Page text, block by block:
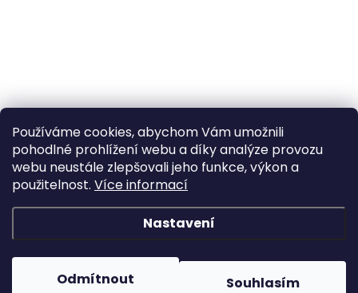
Používáme cookies, abychom Vám umožnili
pohodlné prohlížení webu a díky analýze provozu
webu neustále zlepšovali jeho funkce, výkon a
použitelnost. Více informací
Nastavení
Odmítnout Souhlasím